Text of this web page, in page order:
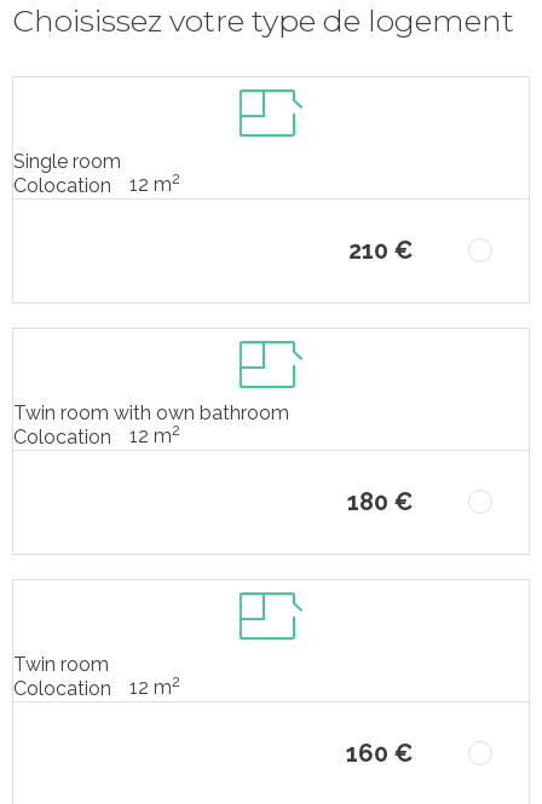
Choisissez votre type de logement
Single room
Colocation
12 m2
210 €
Twin room with own bathroom
Colocation
12 m2
180 €
Twin room
Colocation
12 m2
160 €